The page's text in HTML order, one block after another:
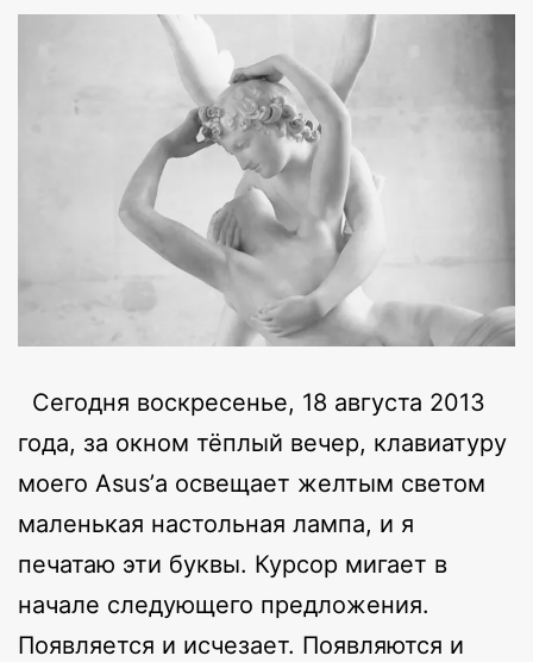
Сегодня воскресенье, 18 августа 2013
года, за окном тёплый вечер, клавиатуру
моего Asus’а освещает желтым светом
маленькая настольная лампа, и я
печатаю эти буквы. Курсор мигает в
начале следующего предложения.
Появляется и исчезает. Появляются и